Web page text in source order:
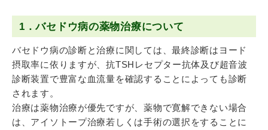
1．バセドウ病の薬物治療について
バセドウ病の診断と治療に関しては、最終診断はヨード
摂取率に依りますが、抗TSHレセプター抗体及び超音波
診断装置で豊富な血流量を確認することによっても診断
されます。
治療は薬物治療が優先ですが、薬物で寛解できない場合
は、アイソトープ治療若しくは手術の選択をすることに